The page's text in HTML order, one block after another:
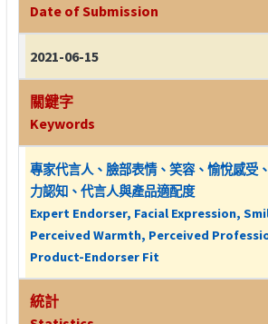
Date of Submission
2021-06-15
關鍵字
Keywords
專家代言人、臉部表情、笑容、愉悅感受
力認知、代言人與產品適配度
Expert Endorser, Facial Expression,
Perceived Warmth, Perceived
Product-Endorser Fit
統計